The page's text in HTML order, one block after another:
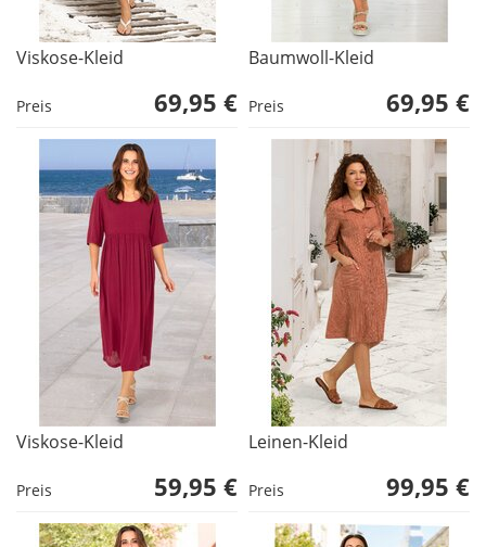
Viskose-Kleid
Preis 69,95 €
Baumwoll-Kleid
Preis 69,95 €
Viskose-Kleid
Preis 59,95 €
Leinen-Kleid
Preis 99,95 €